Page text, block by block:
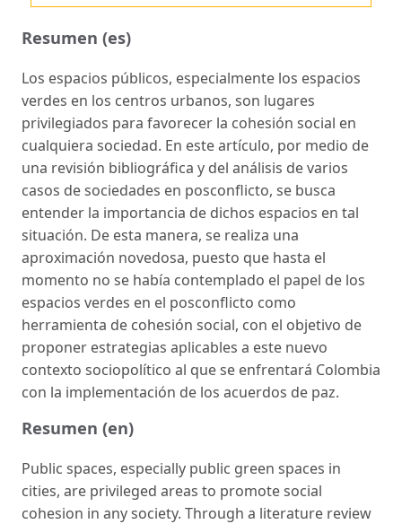
Resumen (es)
Los espacios públicos, especialmente los espacios
verdes en los centros urbanos, son lugares
privilegiados para favorecer la cohesión social en
cualquiera sociedad. En este artículo, por medio de
una revisión bibliográfica y del análisis de varios
casos de sociedades en posconflicto, se busca
entender la importancia de dichos espacios en tal
situación. De esta manera, se realiza una
aproximación novedosa, puesto que hasta el
momento no se había contemplado el papel de los
espacios verdes en el posconflicto como
herramienta de cohesión social, con el objetivo de
proponer estrategias aplicables a este nuevo
contexto sociopolítico al que se enfrentará Colombia
con la implementación de los acuerdos de paz.
Resumen (en)
Public spaces, especially public green spaces in
cities, are privileged areas to promote social
cohesion in any society. Through a literature review